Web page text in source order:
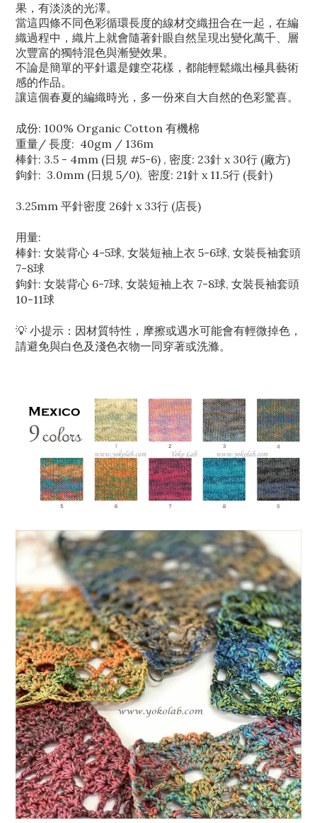
果，有淡淡的光澤。
當這四條不同色彩循環長度的線材交織扭合在一起，在編
織過程中，織片上就會隨著針眼自然呈現出變化萬千、層
次豐富的獨特混色與漸變效果。
不論是簡單的平針還是鏤空花樣，都能輕鬆織出極具藝術
感的作品。
讓這個春夏的編織時光，多一份來自大自然的色彩驚喜。
成份: 100% Organic Cotton 有機棉
重量/ 長度: 40gm / 136m
棒針: 3.5 - 4mm (日規 #5-6) , 密度: 23針 x 30行 (廠方)
鉤針: 3.0mm (日規 5/0), 密度: 21針 x 11.5行 (長針)
3.25mm 平針密度 26針 x 33行 (店長)
用量:
棒針: 女裝背心 4-5球, 女裝短袖上衣 5-6球, 女裝長袖套頭
7-8球
鉤針: 女裝背心 6-7球, 女裝短袖上衣 7-8球, 女裝長袖套頭
10-11球
💡 小提示：因材質特性，摩擦或遇水可能會有輕微掉色，
請避免與白色及淺色衣物一同穿著或洗滌。